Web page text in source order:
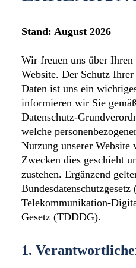
Stand: August 2026
Wir freuen uns über Ihren
Website. Der Schutz Ihrer
Daten ist uns ein
informieren wir Sie
Datenschutz-
welche
Nutzung unserer Website
Zwecken dies geschieht
zustehen. Ergänzend
Telekommunikation-
Gesetz (TDDDG).
1.